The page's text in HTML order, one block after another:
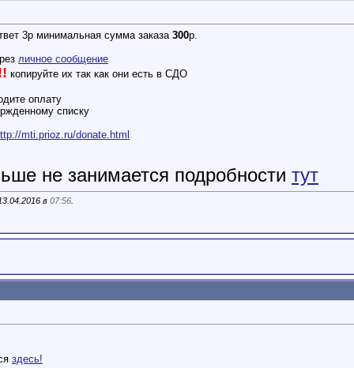
3р минимальная сумма заказа 300р.
личное сообщение
копируйте их так как они есть в СДО
оплату
списку
mti.prioz.ru/donate.html
не занимается подробности тут
в 07:56
здесь!